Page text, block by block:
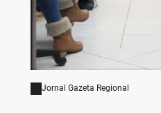
Jornal Gazeta Regional